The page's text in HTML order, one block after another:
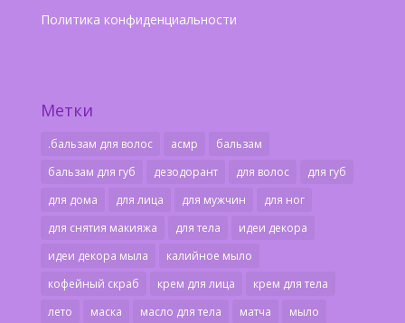
Политика конфиденциальности
Метки
.бальзам для волос асмр
бальзам
бальзам для губ
дезодорант для волос
для губ
для дома
для лица для мужчин
для ног
для снятия макияжа
для тела
идеи декора
идеи декора мыла
калийное мыло
кофейный скраб
крем для лица
крем для тела
лето
маска масло для тела матча
мыло